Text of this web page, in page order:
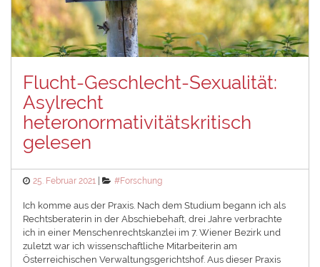
Flucht-Geschlecht-Sexualität:
Asylrecht
heteronormativitätskritisch
gelesen
Posted
25. Februar 2021 Categories
#Forschung
Ich komme aus der Praxis. Nach dem Studium begann ich als
Rechtsberaterin in der Abschiebehaft, drei Jahre verbrachte
ich in einer Menschenrechtskanzlei im 7. Wiener Bezirk und
zuletzt war ich wissenschaftliche Mitarbeiterin am
Österreichischen Verwaltungsgerichtshof. Aus dieser Praxis